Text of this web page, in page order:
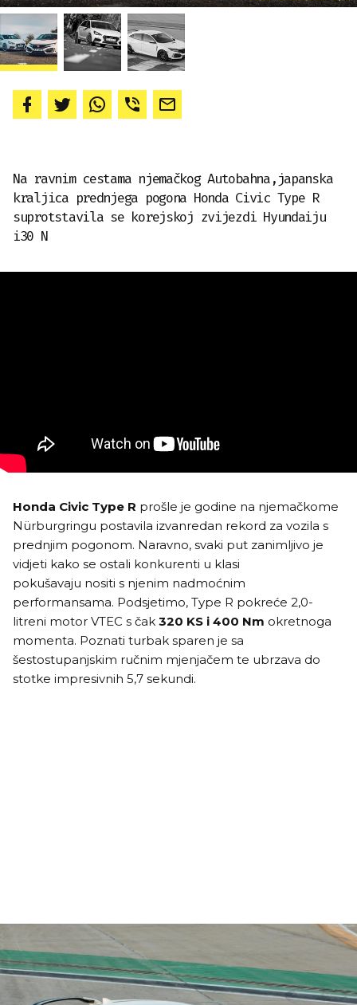
Na ravnim cestama njemačkog Autobahna,japanska
kraljica prednjega pogona Honda Civic Type R
suprotstavila se korejskoj zvijezdi Hyundaiju
i30 N
Honda Civic Type R prošle je godine na njemačkome
Nürburgringu postavila izvanredan rekord za vozila s
prednjim pogonom. Naravno, svaki put zanimljivo je
vidjeti kako se ostali konkurenti u klasi
pokušavaju nositi s njenim nadmoćnim
performansama. Podsjetimo, Type R pokreće 2,0-
litreni motor VTEC s čak 320 KS i 400 Nm okretnoga
momenta. Poznati turbak sparen je sa
šestostupanjskim ručnim mjenjačem te ubrzava do
stotke impresivnih 5,7 sekundi.